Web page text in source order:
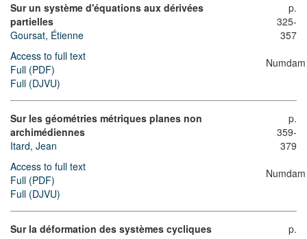
Sur un système d'équations aux dérivées
partielles
Goursat, Étienne
Access to full text
Full (PDF)
Full (DJVU)
p.
325-
357
Numdam
Sur les géométries métriques planes non
archimédiennes
Itard, Jean
Access to full text
Full (PDF)
Full (DJVU)
p.
359-
379
Numdam
Sur la déformation des systèmes cycliques
p.